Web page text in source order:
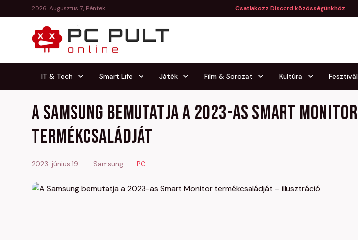
2026. Augusztus 7., Péntek Csatlakozz Discord közösségünkhöz
IT & Tech Smart Life Játék Film & Sorozat Kultúra Fesztivál
A Samsung bemutatja a 2023-as Smart Monitor
termékcsaládját
2023. június 19. · Samsung · PC